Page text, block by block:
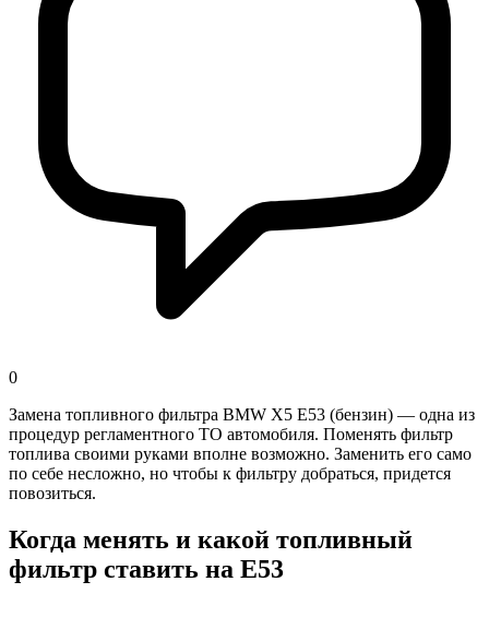
0
Замена топливного фильтра BMW X5 E53 (бензин) — одна из
процедур регламентного ТО автомобиля. Поменять фильтр
топлива своими руками вполне возможно. Заменить его само
по себе несложно, но чтобы к фильтру добраться, придется
повозиться.
Когда менять и какой топливный
фильтр ставить на Е53